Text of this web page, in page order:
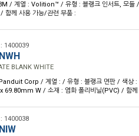
/ 계열 : Volition™ / 유형 : 블랭크 인서트, 모듈
함께 사용 가능/관련 부품 :
: 1400039
BLANK WHITE
Corp / 계열 : / 유형 : 블랭크 면판 / 색상
69.80mm W / 소재 : 염화 폴리비닐(PVC) / 함께
: 1400038